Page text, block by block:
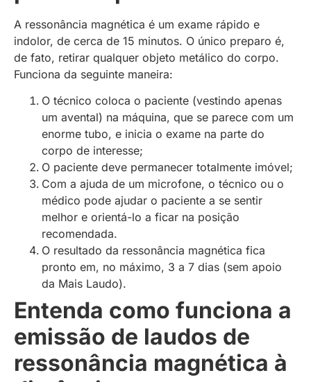
A ressonância magnética é um exame rápido e
indolor, de cerca de 15 minutos. O único preparo é,
de fato, retirar qualquer objeto metálico do corpo.
Funciona da seguinte maneira:
O técnico coloca o paciente (vestindo apenas
um avental) na máquina, que se parece com um
enorme tubo, e inicia o exame na parte do
corpo de interesse;
O paciente deve permanecer totalmente imóvel;
Com a ajuda de um microfone, o técnico ou o
médico pode ajudar o paciente a se sentir
melhor e orientá-lo a ficar na posição
recomendada.
O resultado da ressonância magnética fica
pronto em, no máximo, 3 a 7 dias (sem apoio
da Mais Laudo).
Entenda como funciona a
emissão de laudos de
ressonância magnética à